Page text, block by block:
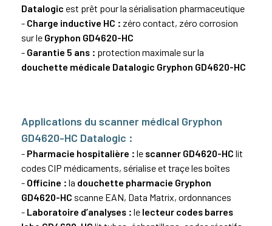
Datalogic est prêt pour la sérialisation pharmaceutique
- Charge inductive HC : zéro contact, zéro corrosion
sur le Gryphon GD4620-HC
- Garantie 5 ans : protection maximale sur la
douchette médicale Datalogic Gryphon GD4620-HC
Applications du scanner médical Gryphon
GD4620-HC Datalogic :
- Pharmacie hospitalière : le scanner GD4620-HC lit
codes CIP médicaments, sérialise et traçe les boîtes
- Officine : la douchette pharmacie Gryphon
GD4620-HC scanne EAN, Data Matrix, ordonnances
- Laboratoire d’analyses : le lecteur codes barres